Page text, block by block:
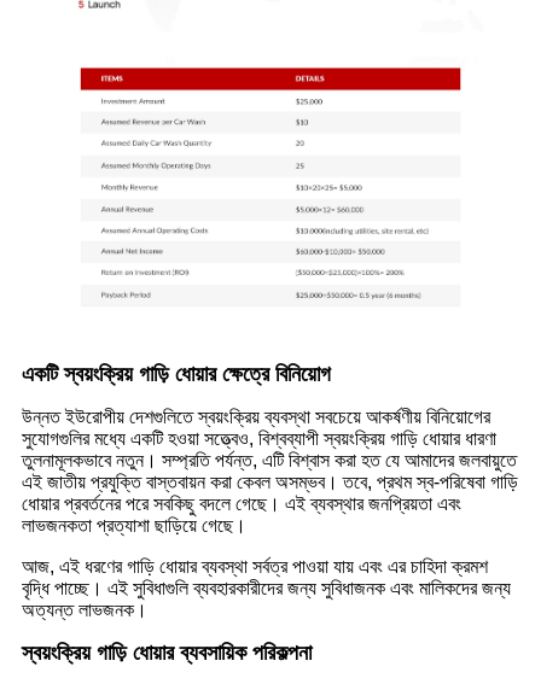
একটি স্বয়ংক্রিয় গাড়ি ধোয়ার ক্ষেত্রে বিনিয়োগ
উন্নত ইউরোপীয় দেশগুলিতে স্বয়ংক্রিয় ব্যবস্থা সবচেয়ে আকর্ষণীয় বিনিয়োগের
সুযোগগুলির মধ্যে একটি হওয়া সত্ত্বেও, বিশ্বব্যাপী স্বয়ংক্রিয় গাড়ি ধোয়ার ধারণা
তুলনামূলকভাবে নতুন। সম্প্রতি পর্যন্ত, এটি বিশ্বাস করা হত যে আমাদের জলবায়ুতে
এই জাতীয় প্রযুক্তি বাস্তবায়ন করা কেবল অসম্ভব। তবে, প্রথম স্ব-পরিষেবা গাড়ি
ধোয়ার প্রবর্তনের পরে সবকিছু বদলে গেছে। এই ব্যবস্থার জনপ্রিয়তা এবং
লাভজনকতা প্রত্যাশা ছাড়িয়ে গেছে।
আজ, এই ধরণের গাড়ি ধোয়ার ব্যবস্থা সর্বত্র পাওয়া যায় এবং এর চাহিদা ক্রমশ
বৃদ্ধি পাচ্ছে। এই সুবিধাগুলি ব্যবহারকারীদের জন্য সুবিধাজনক এবং মালিকদের জন্য
অত্যন্ত লাভজনক।
স্বয়ংক্রিয় গাড়ি ধোয়ার ব্যবসায়িক পরিকল্পনা